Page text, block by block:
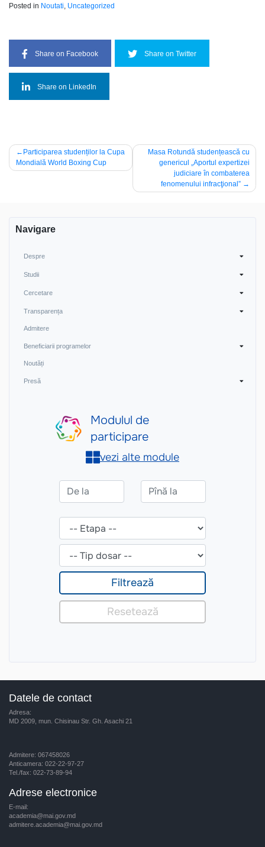
Posted in Noutati, Uncategorized
Share on Facebook Share on Twitter
Share on LinkedIn
Navigare
în
Participarea studenților la Cupa
Mondială World Boxing Cup
Masa Rotundă studențească cu
genericul „Aportul expertizei
judiciare în combaterea
fenomenului infracţional”
Navigare
Despre
Studii
Cercetare
Transparența
Admitere
Beneficiarii programelor
Noutăți
Presă
Datele de contact
Adresa:
MD 2009, mun. Chisinau Str. Gh. Asachi 21
Admitere: 067458026
Anticamera: 022-22-97-27
Tel./fax: 022-73-89-94
Adrese electronice
E-mail:
academia@mai.gov.md
admitere.academia@mai.gov.md